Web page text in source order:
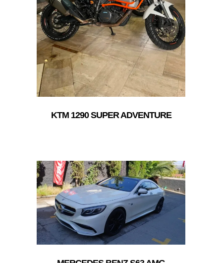
KTM 1290 SUPER ADVENTURE